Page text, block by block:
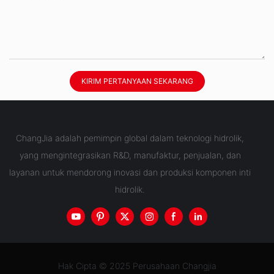
KIRIM PERTANYAAN SEKARANG
ChangJia adalah pemimpin global dalam teknologi hidrolik,
yang mengintegrasikan R&D, manufaktur, penjualan, dan
layanan untuk mendorong inovasi dan produksi komponen inti
hidrolik.
Hak Cipta © 2025 Perusahaan Changjia